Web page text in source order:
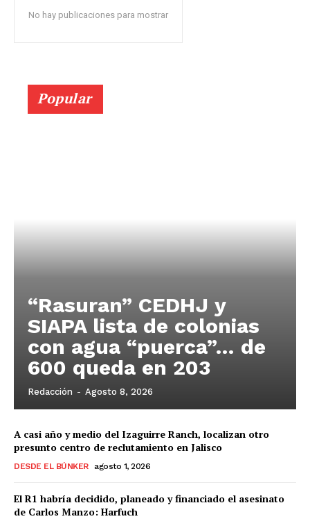
No hay publicaciones para mostrar
Popular
“Rasuran” CEDHJ y
SIAPA lista de colonias
con agua “puerca”… de
600 queda en 203
Redacción - Agosto 8, 2026
A casi año y medio del Izaguirre Ranch, localizan otro
presunto centro de reclutamiento en Jalisco
DESDE EL BÚNKER agosto 1, 2026
El R1 habría decidido, planeado y financiado el asesinato
de Carlos Manzo: Harfuch